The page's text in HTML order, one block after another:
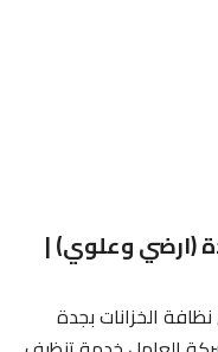
(ارضي وعلوي) |
الخزانات بجدة